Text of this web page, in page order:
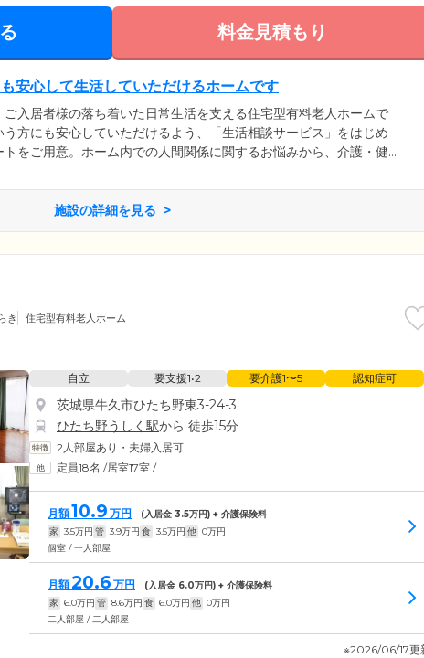
料金見積もり
安心して生活していただけるホームです
ご入居者様の落ち着いた日常生活を支える住宅型有料老人ホームで
方にも安心していただけるよう、「生活相談サービス」をはじめ
をご用意。ホーム内での人間関係に関するお悩みから、介護・健
守っています。日中にはお声がけを、夜間には定期巡回を行って
すいとされている夜間帯も安心してお休みください。
施設の詳細を見る
き 住宅型有料老人ホーム
自立 要支援1•2 要介護1〜5 認知症可
茨城県牛久市ひたち野東3-24-3
ひたち野うしく駅から 徒歩15分
2人部屋あり・夫婦入居可
定員18名 /居室17室 /
月額10.9 万円 (入居金 3.5万円) + 介護保険料
家 3.5万円 管 3.9万円 食 3.5万円 他 0万円
個室 / 一人部屋
月額20.6 万円 (入居金 6.0万円) + 介護保険料
家 6.0万円 管 8.6万円 食 6.0万円 他 0万円
二人部屋 / 二人部屋
※2026/06/17更